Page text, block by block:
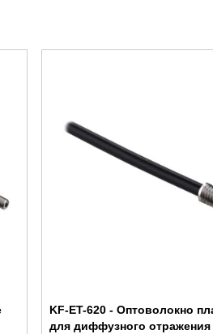
KF-ET-620 - Оптоволокно
для диффузного отражения